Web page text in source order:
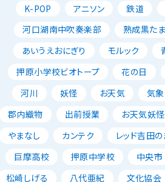
K-POP
アニソン 鉄道
河口湖南中吹奏楽部
熟成黒た
あいうえおにぎり
モルック
押原小学校ビオトープ
花の日
河川
妖怪 お天気 気象
郡内織物
出前授業 お天気妖怪
やまなし
カンテク レッド吉田
巨摩高校
押原中学校 中央市
松崎しげる
八代亜紀 文化協会